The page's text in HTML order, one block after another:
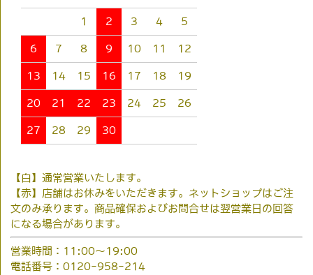
1 2 3 4 5
6 7 8 9 10 11 12
13 14 15 16 17 18 19
20 21 22 23 24 25 26
27 28 29 30
【白】通常営業いたします。
【赤】店舗はお休みをいただきます。ネットショップはご注
文のみ承ります。商品確保およびお問合せは翌営業日の回答
になる場合があります。
営業時間：11:00～19:00
電話番号：0120-958-214